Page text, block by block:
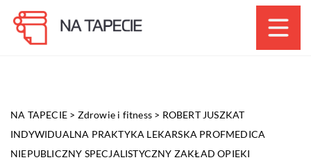
NA TAPECIE > Zdrowie i fitness > ROBERT JUSZKAT
INDYWIDUALNA PRAKTYKA LEKARSKA PROFMEDICA
NIEPUBLICZNY SPECJALISTYCZNY ZAKŁAD OPIEKI